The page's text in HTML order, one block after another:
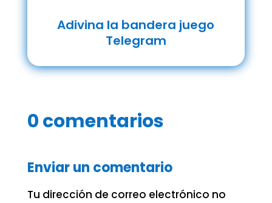
Adivina la bandera juego
Telegram
0 comentarios
Enviar un comentario
Tu dirección de correo electrónico no